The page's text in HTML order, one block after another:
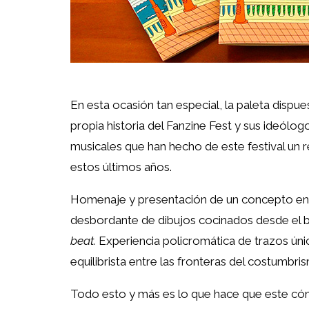
En esta ocasión tan especial, la paleta
propia historia del Fanzine Fest y sus
musicales que han hecho de este festival
estos últimos años.
Homenaje y presentación de un concepto
desbordante de dibujos cocinados desde el
beat. Experiencia policromática de trazos
equilibrista entre las fronteras del
Todo esto y más es lo que hace que este